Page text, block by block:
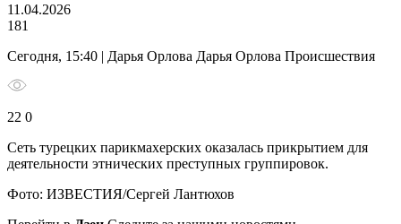
11.04.2026
181
Сегодня, 15:40 | Дарья Орлова Дарья Орлова Происшествия
22 0
Сеть турецких парикмахерских оказалась прикрытием для
деятельности этнических преступных группировок.
Фото: ИЗВЕСТИЯ/Сергей Лантюхов